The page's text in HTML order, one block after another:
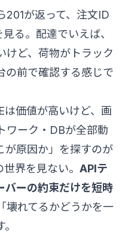
201が返って、注文ID
る。配達でいえば、
けど、荷物がトラック
の前で確認する感じで
は価値が高いけど、画
ワーク・DBが全部動
が原因か」を探すのが
界を見ない。 APIテ
バーの約束だけを短時
壊れてるかどうかを一